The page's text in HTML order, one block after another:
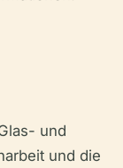
und
und die